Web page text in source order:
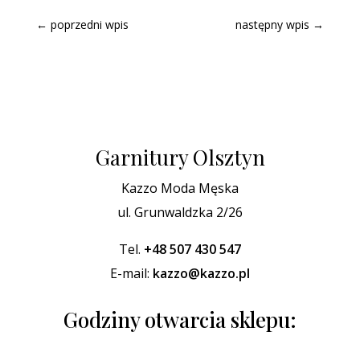
← poprzedni wpis następny wpis →
Garnitury Olsztyn
Kazzo Moda Męska
ul. Grunwaldzka 2/26
Tel. +48 507 430 547
E-mail: kazzo@kazzo.pl
Godziny otwarcia sklepu: